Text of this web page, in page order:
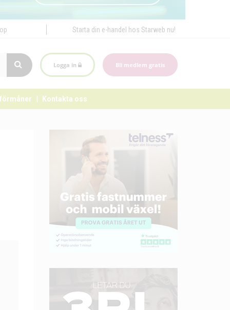
Starta din e-handel hos Starweb nu!
Logga in Bli medlem gratis
Kontakta oss